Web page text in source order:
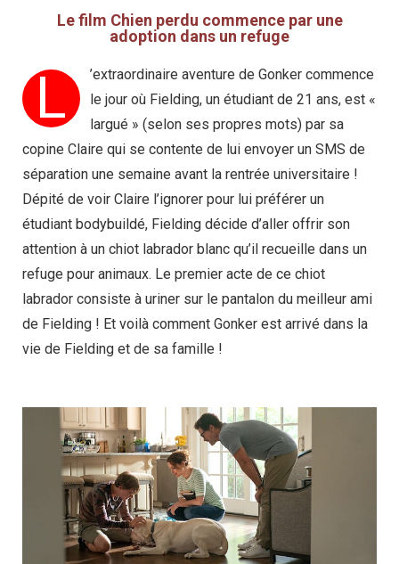
Le film Chien perdu commence par une
adoption dans un refuge
L
’extraordinaire aventure de Gonker commence
le jour où Fielding, un étudiant de 21 ans, est «
largué » (selon ses propres mots) par sa
copine Claire qui se contente de lui envoyer un SMS de
séparation une semaine avant la rentrée universitaire !
Dépité de voir Claire l’ignorer pour lui préférer un
étudiant bodybuildé, Fielding décide d’aller offrir son
attention à un chiot labrador blanc qu’il recueille dans un
refuge pour animaux. Le premier acte de ce chiot
labrador consiste à uriner sur le pantalon du meilleur ami
de Fielding ! Et voilà comment Gonker est arrivé dans la
vie de Fielding et de sa famille !